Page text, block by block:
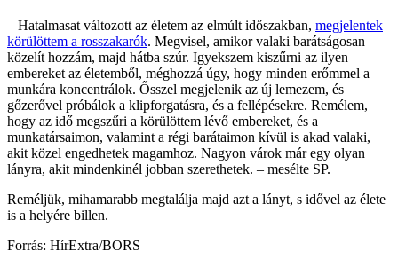
– Hatalmasat változott az életem az elmúlt időszakban, megjelentek
körülöttem a rosszakarók. Megvisel, amikor valaki barátságosan
közelít hozzám, majd hátba szúr. Igyekszem kiszűrni az ilyen
embereket az életemből, méghozzá úgy, hogy minden erőmmel a
munkára koncentrálok. Ősszel megjelenik az új lemezem, és
gőzerővel próbálok a klipforgatásra, és a fellépésekre. Remélem,
hogy az idő megszűri a körülöttem lévő embereket, és a
munkatársaimon, valamint a régi barátaimon kívül is akad valaki,
akit közel engedhetek magamhoz. Nagyon várok már egy olyan
lányra, akit mindenkinél jobban szerethetek. – mesélte SP.
Reméljük, mihamarabb megtalálja majd azt a lányt, s idővel az élete
is a helyére billen.
Forrás: HírExtra/BORS